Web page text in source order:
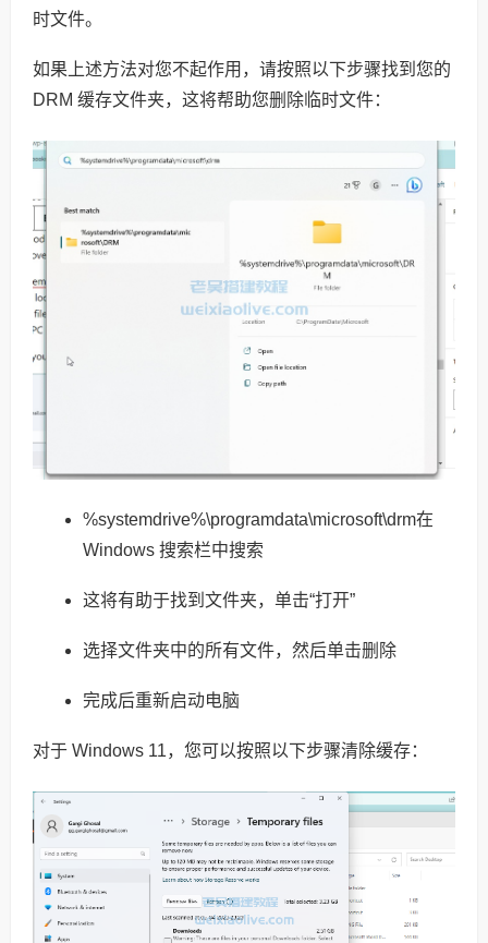
时文件。
如果上述方法对您不起作用，请按照以下步骤找到您的
DRM 缓存文件夹，这将帮助您删除临时文件：
%systemdrive%\programdata\microsoft\drm在
Windows 搜索栏中搜索
这将有助于找到文件夹，单击“打开”
选择文件夹中的所有文件，然后单击删除
完成后重新启动电脑
对于 Windows 11，您可以按照以下步骤清除缓存：